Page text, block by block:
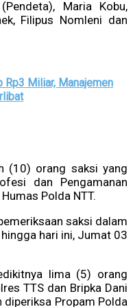
Maria Kobu,
Filipus Nomleni dan
Rp3 Miliar, Manajemen
(10) orang saksi yang
dan Pengamanan
Polda NTT.
saksi dalam
hari ini, Jumat 03
lima (5) orang
TTS dan Bripka Dani
diperiksa Propam Polda